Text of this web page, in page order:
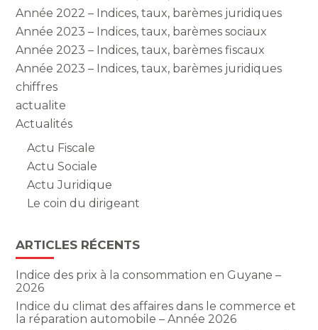
Année 2022 – Indices, taux, barèmes juridiques
Année 2023 – Indices, taux, barèmes sociaux
Année 2023 – Indices, taux, barèmes fiscaux
Année 2023 – Indices, taux, barèmes juridiques
chiffres
actualite
Actualités
Actu Fiscale
Actu Sociale
Actu Juridique
Le coin du dirigeant
ARTICLES RÉCENTS
Indice des prix à la consommation en Guyane –
2026
Indice du climat des affaires dans le commerce et
la réparation automobile – Année 2026